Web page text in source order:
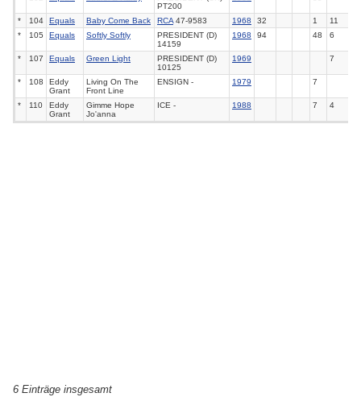
PT200
* 104 Equals Baby Come Back RCA47-9583 1968 32 1
11
*
105 Equals Softly Softly
PRESIDENT (D)
14159
1968 94 48 6
* 107 Equals Green Light
PRESIDENT (D)
10125
1969 7
* 108
Eddy
Grant
Living On The
Front Line
ENSIGN - 1979 7
* 110
Eddy
Grant
Gimme Hope
Jo'anna
ICE - 1988 7 4
6 Einträge insgesamt